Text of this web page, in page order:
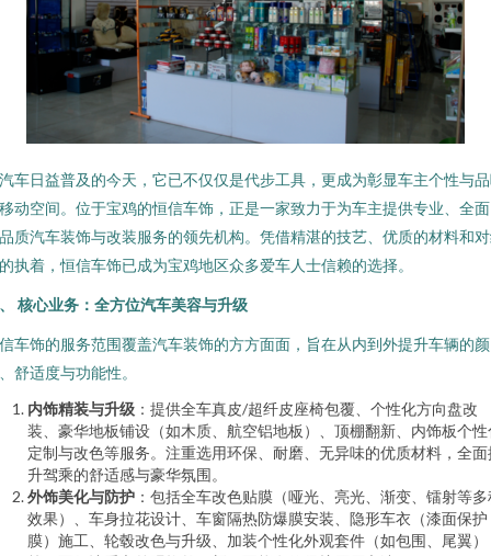
车日益普及的今天，它已不仅仅是代步工具，更成为彰显车主个性与
动空间。位于宝鸡的恒信车饰，正是一家致力于为车主提供专业、全
质汽车装饰与改装服务的领先机构。凭借精湛的技艺、优质的材料和
执着，恒信车饰已成为宝鸡地区众多爱车人士信赖的选择。
核心业务：全方位汽车美容与升级
车饰的服务范围覆盖汽车装饰的方方面面，旨在从内到外提升车辆的颜
舒适度与功能性。
内饰精装与升级 ：提供全车真皮/超纤皮座椅包覆、个性化方向盘改
装、豪华地板铺设（如木质、航空铝地板）、顶棚翻新、内饰板个性
定制与改色等服务。注重选用环保、耐磨、无异味的优质材料，全面
升驾乘的舒适感与豪华氛围。
外饰美化与防护 ：包括全车改色贴膜（哑光、亮光、渐变、镭射等多
效果）、车身拉花设计、车窗隔热防爆膜安装、隐形车衣（漆面保护
膜）施工、轮毂改色与升级、加装个性化外观套件（如包围、尾翼）